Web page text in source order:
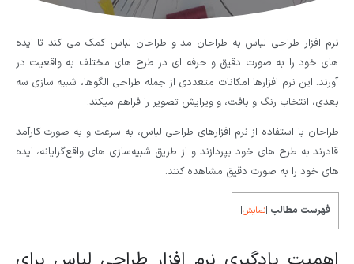
نرم افزار طراحی لباس به طراحان مد و طراحان لباس کمک می کند تا ایده
های خود را به صورت دقیق و حرفه ای در طرح های مختلف به واقعیت در
آورند. این نرم افزارها امکانات متعددی از جمله طراحی الگوها، شبیه سازی سه
بعدی، انتخاب رنگ و بافت، و ویرایش تصویر را فراهم میکند.
طراحان با استفاده از نرم افزارهای طراحی لباس، به سرعت و به صورت کارآمد
قادرند به طرح های خود بپردازند و از طریق شبیه‌سازی های واقع‌گرایانه، ایده
های خود را به صورت دقیق مشاهده کنند.
فهرست مطالب [نمایش]